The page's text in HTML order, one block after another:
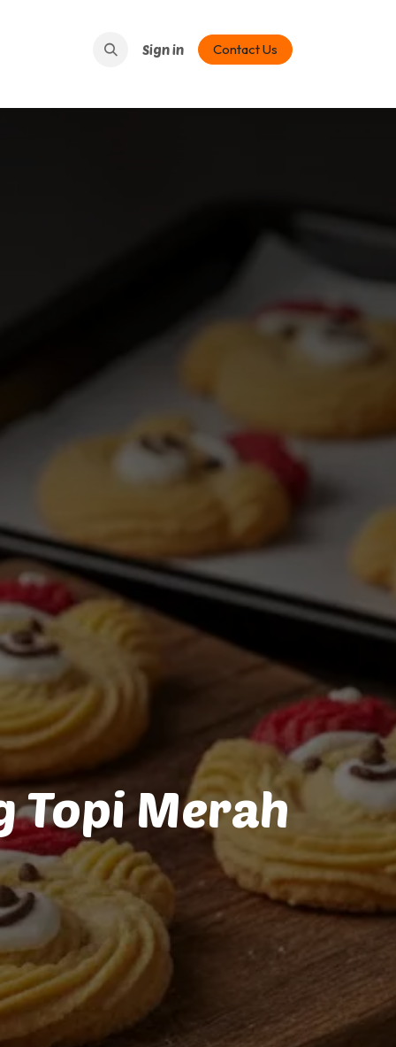
Sign in Contact Us
Topi Merah